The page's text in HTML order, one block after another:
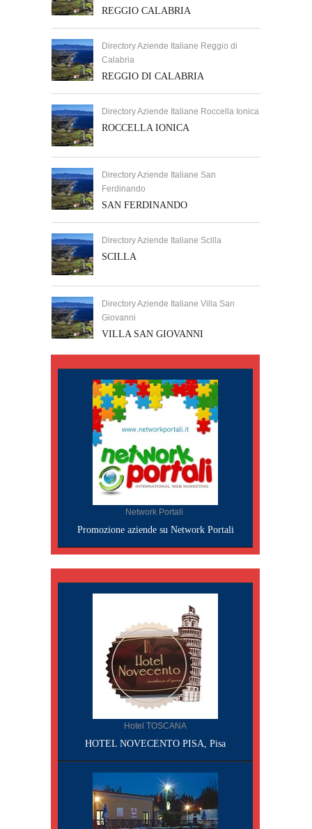
REGGIO CALABRIA
Directory Aziende Italiane Reggio di
Calabria
REGGIO DI CALABRIA
Directory Aziende Italiane Roccella Ionica
ROCCELLA IONICA
Directory Aziende Italiane San
Ferdinando
SAN FERDINANDO
Directory Aziende Italiane Scilla
SCILLA
Directory Aziende Italiane Villa San
Giovanni
VILLA SAN GIOVANNI
Network Portali
Promozione aziende su Network Portali
Hotel TOSCANA
HOTEL NOVECENTO PISA, Pisa